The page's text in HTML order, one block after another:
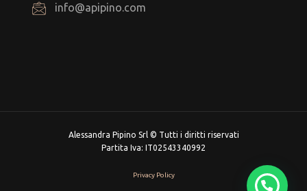
info@apipino.com
Alessandra Pipino Srl © Tutti i diritti riservati
Partita Iva: IT02543340992
Privacy Policy